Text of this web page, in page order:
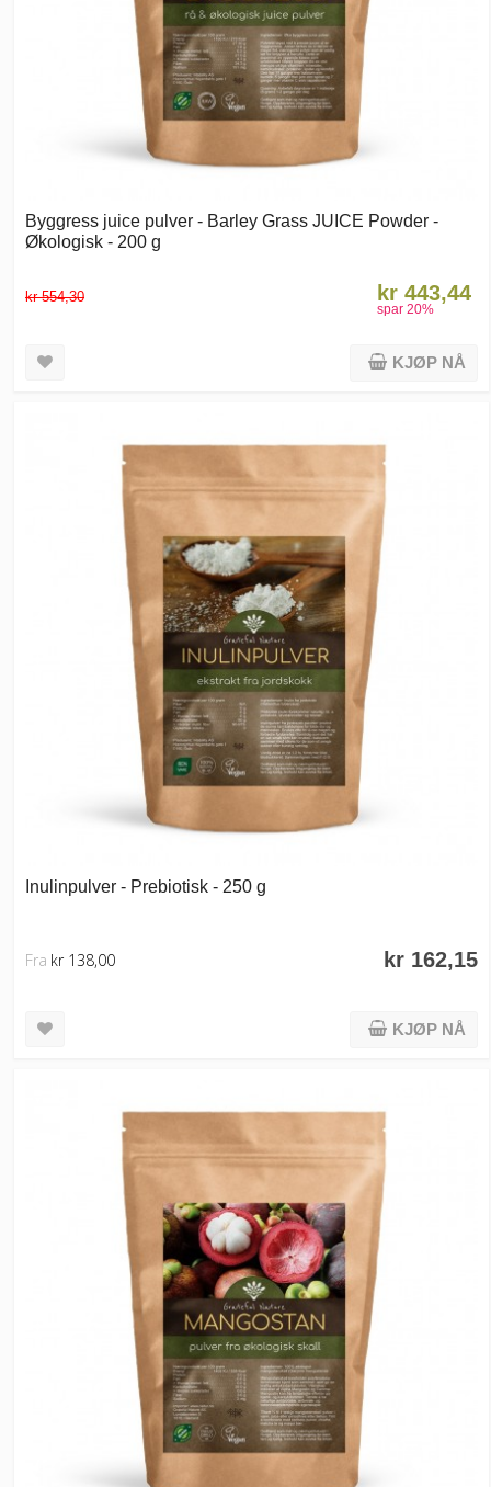
Byggress juice pulver - Barley Grass JUICE Powder -
Økologisk - 200 g
kr 554,30 kr 443,44
spar 20%
KJØP NÅ
Inulinpulver - Prebiotisk - 250 g
kr 162,15
Fra kr 138,00
KJØP NÅ